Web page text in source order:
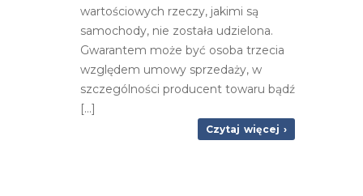
wartościowych rzeczy, jakimi są
samochody, nie została udzielona.
Gwarantem może być osoba trzecia
względem umowy sprzedaży, w
szczególności producent towaru bądź
[…]
Czytaj więcej ›